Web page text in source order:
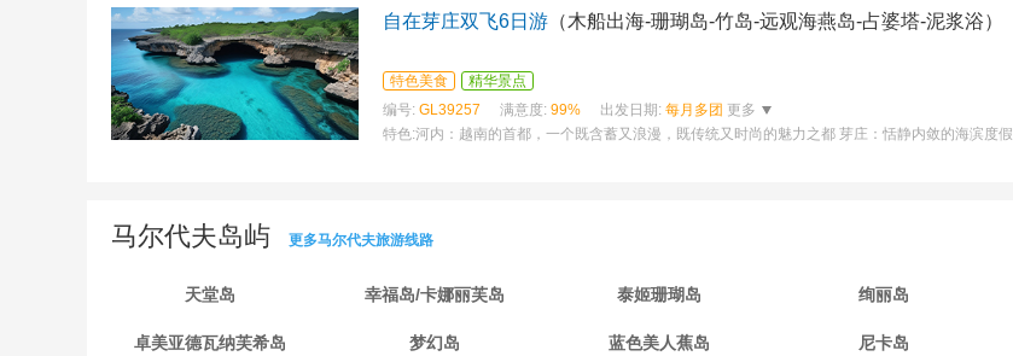
自在芽庄双飞6日游 （木船出海-珊瑚岛-竹岛-远观海燕岛-占婆塔-泥浆浴）
特色美食
精华景点
编号: GL39257 满意度: 99% 出发日期: 每月多团 更多
特色:河内：越南的首都，一个既含蓄又浪漫，既传统又时尚的魅力之都 芽庄：恬静内敛的海滨度假
马尔代夫岛屿 更多马尔代夫旅游线路
天堂岛 幸福岛/卡娜丽芙岛 泰姬珊瑚岛 绚丽岛
卓美亚德瓦纳芙希岛 梦幻岛 蓝色美人蕉岛 尼卡岛